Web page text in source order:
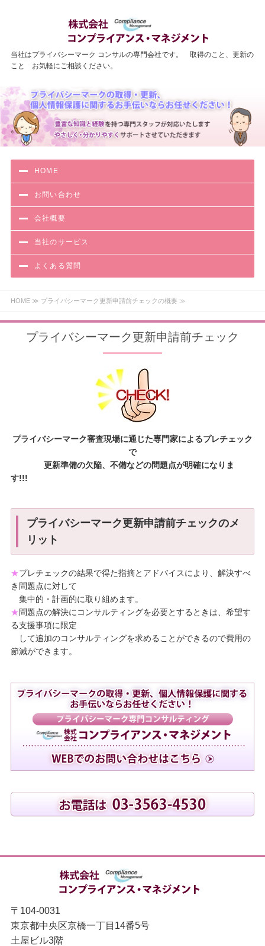
当社はプライバシーマーク コンサルの専門会社です。 取得のこと、更新の
こと お気軽にご相談ください。
HOME
お問い合わせ
会社概要
当社のサービス
よくある質問
HOME≫ プライバシーマーク更新申請前チェックの概要 ≫
プライバシーマーク更新申請前チェック
プライバシーマーク審査現場に通じた専門家によるプレチェック
で
更新準備の欠陥、不備などの問題点が明確になりま
す!!!
プライバシーマーク更新申請前チェックのメ
リット
★プレチェックの結果で得た指摘とアドバイスにより、解決すべ
き問題点に対して
集中的・計画的に取り組めます。
★問題点の解決にコンサルティングを必要とするときは、希望す
る支援事項に限定
して追加のコンサルティングを求めることができるので費用の
節減ができます。
〒104-0031
東京都中央区京橋一丁目14番5号
土屋ビル3階